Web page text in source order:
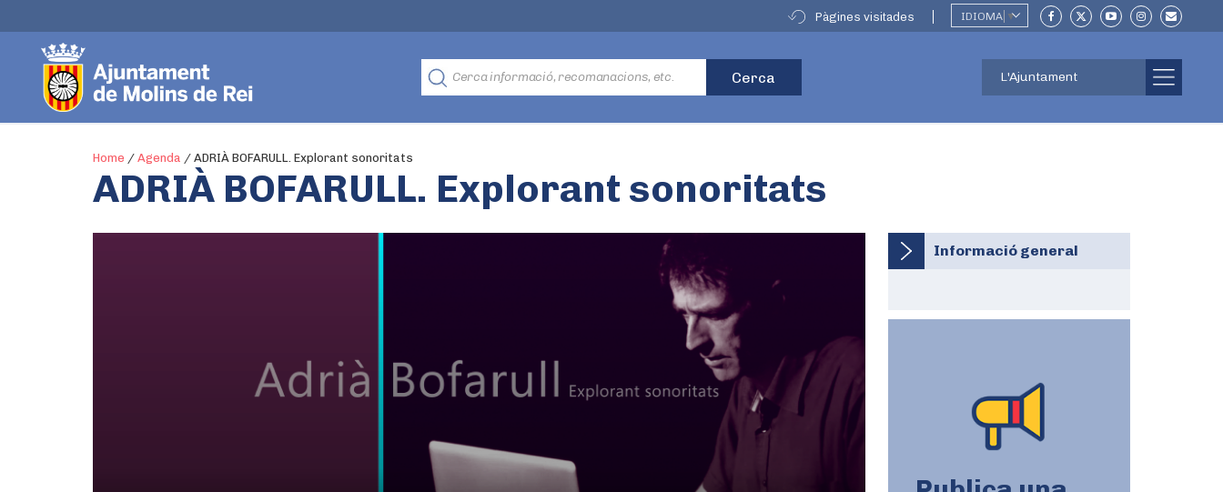
Pàgines visitades IDIOMA ▼
L'Ajuntament
Home / Agenda / ADRIÀ BOFARULL. Explorant sonoritats
ADRIÀ BOFARULL. Explorant sonoritats
Informació general